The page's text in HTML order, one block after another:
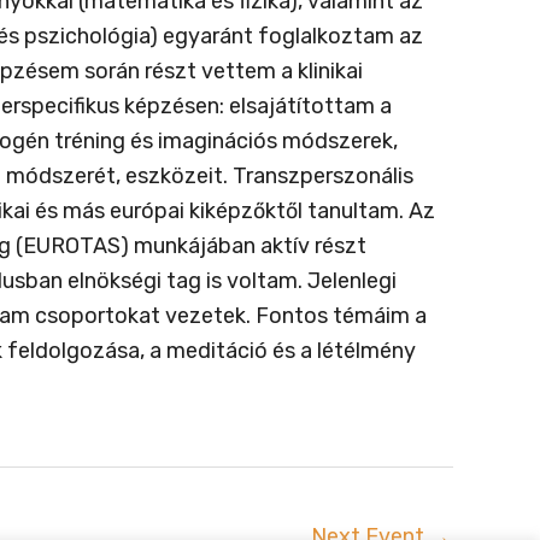
pszichológia) egyaránt foglalkoztam az
során részt vettem a klinikai
képzésen: elsajátítottam a
tréning és imaginációs módszerek,
eszközeit. Transzperszonális
és más európai kiképzőktől tanultam. Az
munkájában aktív részt
elnökségi tag is voltam. Jelenlegi
csoportokat vezetek. Fontos témáim a
a meditáció és a létélmény